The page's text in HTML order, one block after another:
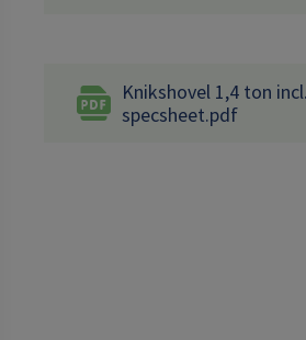
Knikshovel 1,4 ton
specsheet.pdf